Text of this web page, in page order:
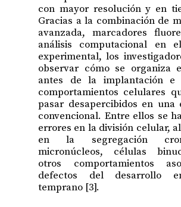
con mayor resolución y en
Gracias a la combinación de
avanzada, marcadores
análisis computacional en
experimental, los
observar cómo se organiza
antes de la implantación e
comportamientos celulares
pasar desapercibidos en una
convencional. Entre ellos se
errores en la división celular,
en la segregación
micronúcleos, células
otros comportamientos
defectos del desarrollo
temprano [3].